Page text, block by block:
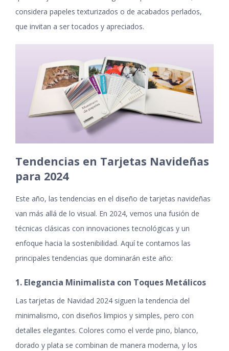
considera papeles texturizados o de acabados perlados,
que invitan a ser tocados y apreciados.
Tendencias en Tarjetas Navideñas
para 2024
Este año, las tendencias en el diseño de tarjetas navideñas
van más allá de lo visual. En 2024, vemos una fusión de
técnicas clásicas con innovaciones tecnológicas y un
enfoque hacia la sostenibilidad. Aquí te contamos las
principales tendencias que dominarán este año:
1. Elegancia Minimalista con Toques Metálicos
Las tarjetas de Navidad 2024 siguen la tendencia del
minimalismo, con diseños limpios y simples, pero con
detalles elegantes. Colores como el verde pino, blanco,
dorado y plata se combinan de manera moderna, y los